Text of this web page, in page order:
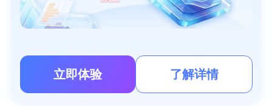
立即体验 了解详情